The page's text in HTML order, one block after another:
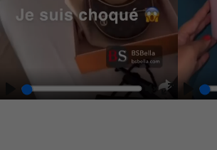
Play Unmute
Enter